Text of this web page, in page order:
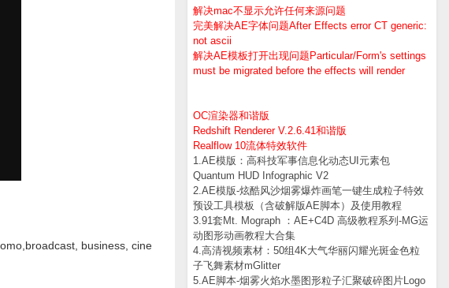
解决mac不显示允许任何来源问题
完美解决AE字体问题After Effects error CT generic:
not ascii
解决AE模板打开出现问题Particular/Form's settings
must be migrated before the effects will render
OC渲染器和谐版
Redshift Renderer V.2.6.41和谐版
Realflow 10流体特效软件
1.AE模版：高科技军事信息化动态UI元素包
Quantum HUD Infographic V2
2.AE模版-炫酷风沙烟雾爆炸画笔一键生成粒子特效
预设工具模板（含破解版AE脚本）及使用教程
3.91套Mt. Mograph ：AE+C4D 高级教程系列-MG运
动图形动画教程大合集
4.高清视频素材：50组4K大气华丽闪耀光斑金色粒
子飞舞素材mGlitter
5.AE脚本-烟雾火焰水墨图形粒子汇聚破碎图片Logo
business, cine